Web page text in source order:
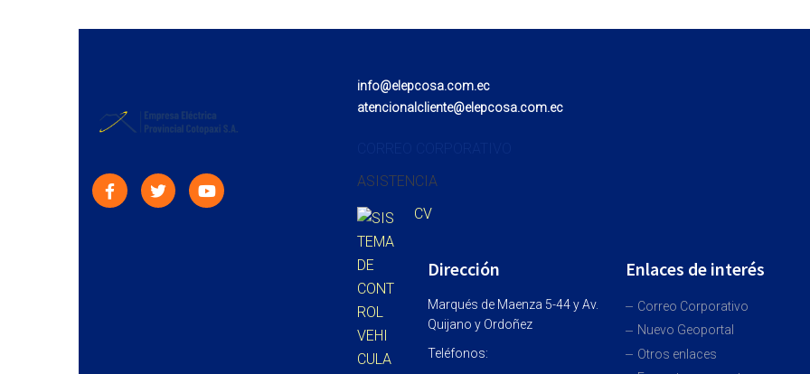
info@elepcosa.com.ec
atencionalcliente@elepcosa.com.ec
ASISTENCIA
CV
Dirección
Marqués de Maenza 5-44 y Av.
Quijano y Ordoñez
Teléfonos:
Enlaces de interés
Correo Corporativo
Nuevo Geoportal
Otros enlaces